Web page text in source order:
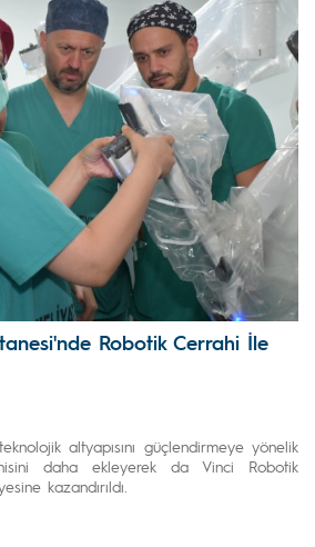
Robotik Cerrahi İle
altyapısını güçlendirmeye yönelik
daha ekleyerek da Vinci Robotik
kazandırıldı.